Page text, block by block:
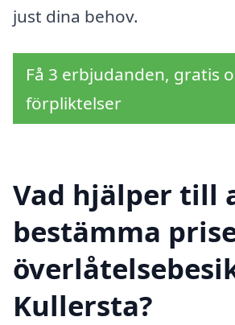
just dina behov.
Få 3 erbjudanden, gratis
förpliktelser
Vad hjälper till
bestämma
Kullersta?